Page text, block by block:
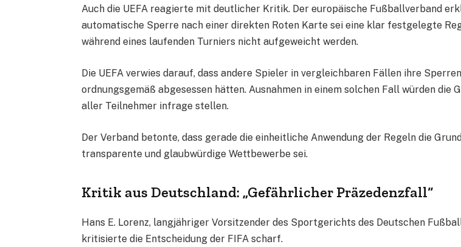
Auch die UEFA reagierte mit deutlicher Kritik. Der europäische Fußballverband
automatische Sperre nach einer direkten Roten Karte sei eine klar festgelegte
während eines laufenden Turniers nicht aufgeweicht werden.
Die UEFA verwies darauf, dass andere Spieler in vergleichbaren Fällen ihre
ordnungsgemäß abgesessen hätten. Ausnahmen in einem solchen Fall würden die
aller Teilnehmer infrage stellen.
Der Verband betonte, dass gerade die einheitliche Anwendung der Regeln die
transparente und glaubwürdige Wettbewerbe sei.
Kritik aus Deutschland: „Gefährlicher Präzedenzfall“
Hans E. Lorenz, langjähriger Vorsitzender des Sportgerichts des Deutschen
kritisierte die Entscheidung der FIFA scharf.